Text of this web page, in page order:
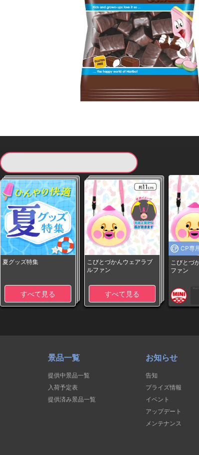
夏グッズ特集
すべて見る
こびとづかんウェアラブ
ルファン
すべて見る
CP専
こびとづ
ファン
1PLAY
景品一覧
提供中景品一覧
入荷予定表
提供済み景品一覧
お知らせ
告知
プライズ情報
イベント
アップデート
メンテナンス